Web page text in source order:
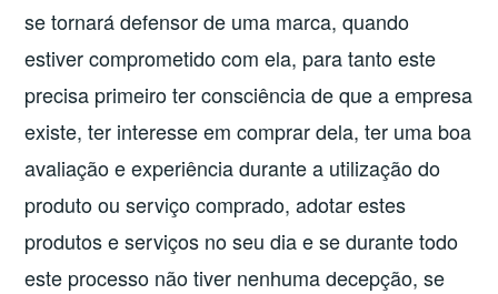
se tornará defensor de uma marca, quando
estiver comprometido com ela, para tanto este
precisa primeiro ter consciência de que a empresa
existe, ter interesse em comprar dela, ter uma boa
avaliação e experiência durante a utilização do
produto ou serviço comprado, adotar estes
produtos e serviços no seu dia e se durante todo
este processo não tiver nenhuma decepção, se